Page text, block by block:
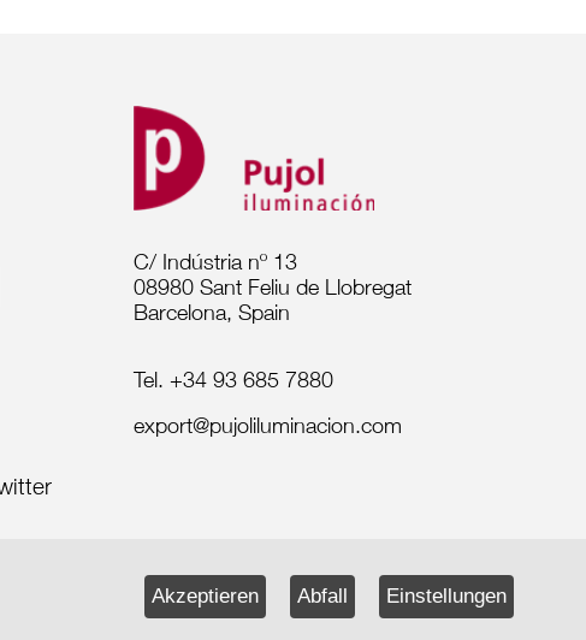
C/ Indústria nº 13
08980 Sant Feliu de Llobregat
Barcelona, Spain
Tel. +34 93 685 7880
export@pujoliluminacion.com
Einstellungen
Abfall
Akzeptieren